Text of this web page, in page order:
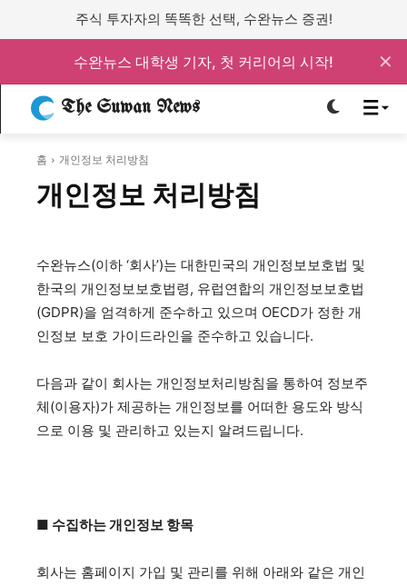
로그인하세요
주요 뉴스
정치 사회 경제
문화 과학·미디어 연예 스포츠
오피니언 & 특집
특집 기사 바로가기 : 청소년· 청년
사설/칼럼
시 문학 (문학산책)
지역 & 글로벌 뉴스
서울전역 인천지역 경기지역
강원지역
로그인하세요
주요 뉴스
정치 사회 경제
문화 과학·미디어 연예 스포츠
오피니언 & 특집
특집 기사 바로가기 : 청소년· 청년
사설/칼럼
시 문학 (문학산책)
지역 & 글로벌 뉴스
서울전역 인천지역 경기지역 강원지역
주식 투자자의 똑똑한 선택, 수완뉴스 증권!
수완뉴스 대학생 기자, 첫 커리어의 시작! ✕
The Suwan News
홈 개인정보 처리방침
개인정보 처리방침
수완뉴스(이하 ‘회사’)는 대한민국의 개인정보보호법 및
한국의 개인정보보호법령, 유럽연합의 개인정보보호법
(GDPR)을 엄격하게 준수하고 있으며 OECD가 정한 개
인정보 보호 가이드라인을 준수하고 있습니다.
다음과 같이 회사는 개인정보처리방침을 통하여 정보주
체(이용자)가 제공하는 개인정보를 어떠한 용도와 방식
으로 이용 및 관리하고 있는지 알려드립니다.
■ 수집하는 개인정보 항목
회사는 홈페이지 가입 및 관리를 위해 아래와 같은 개인